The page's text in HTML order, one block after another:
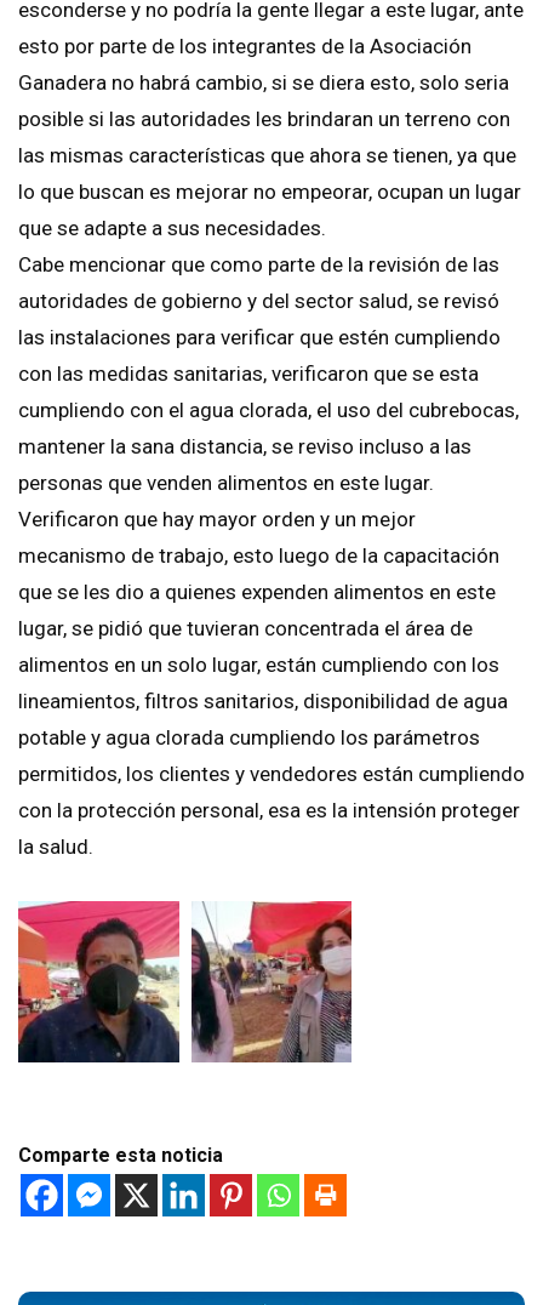
esconderse y no podría la gente llegar a este lugar, ante
esto por parte de los integrantes de la Asociación
Ganadera no habrá cambio, si se diera esto, solo seria
posible si las autoridades les brindaran un terreno con
las mismas características que ahora se tienen, ya que
lo que buscan es mejorar no empeorar, ocupan un lugar
que se adapte a sus necesidades.
Cabe mencionar que como parte de la revisión de las
autoridades de gobierno y del sector salud, se revisó
las instalaciones para verificar que estén cumpliendo
con las medidas sanitarias, verificaron que se esta
cumpliendo con el agua clorada, el uso del cubrebocas,
mantener la sana distancia, se reviso incluso a las
personas que venden alimentos en este lugar.
Verificaron que hay mayor orden y un mejor
mecanismo de trabajo, esto luego de la capacitación
que se les dio a quienes expenden alimentos en este
lugar, se pidió que tuvieran concentrada el área de
alimentos en un solo lugar, están cumpliendo con los
lineamientos, filtros sanitarios, disponibilidad de agua
potable y agua clorada cumpliendo los parámetros
permitidos, los clientes y vendedores están cumpliendo
con la protección personal, esa es la intensión proteger
la salud.
Comparte esta noticia